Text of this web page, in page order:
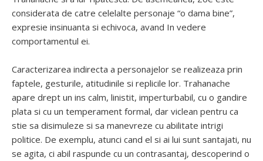
considerata de catre celelalte personaje “o dama bine”,
expresie insinuanta si echivoca, avand In vedere
comportamentul ei.
Caracterizarea indirecta a personajelor se realizeaza prin
faptele, gesturile, atitudinile si replicile lor. Trahanache
apare drept un ins calm, linistit, imperturbabil, cu o gandire
plata si cu un temperament formal, dar viclean pentru ca
stie sa disimuleze si sa manevreze cu abilitate intrigi
politice. De exemplu, atunci cand el si ai lui sunt santajati, nu
se agita, ci abil raspunde cu un contrasantaj, descoperind o